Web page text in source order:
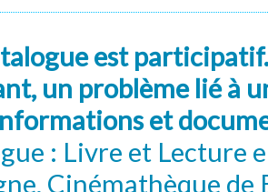
est
un problème lié à
et
: Livre et Lecture
Cinémathèque de